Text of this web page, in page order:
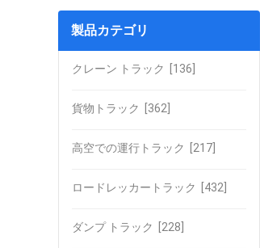
製品カテゴリ
クレーン トラック [136]
貨物トラック [362]
高空での運行トラック [217]
ロードレッカートラック [432]
ダンプ トラック [228]